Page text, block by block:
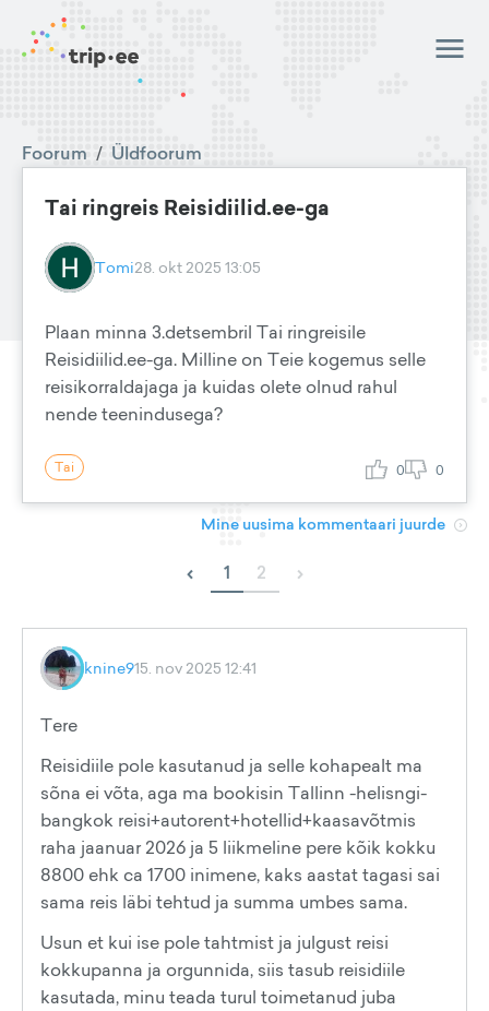
Foorum / Üldfoorum
Tai ringreis Reisidiilid.ee-ga
Tomi28. okt 2025 13:05
Plaan minna 3.detsembril Tai ringreisile
Reisidiilid.ee-ga. Milline on Teie kogemus selle
reisikorraldajaga ja kuidas olete olnud rahul
nende teenindusega?
Tai 0 0
Mine uusima kommentaari juurde
‹ 1 2 ›
knine915. nov 2025 12:41
Tere
Reisidiile pole kasutanud ja selle kohapealt ma
sõna ei võta, aga ma bookisin Tallinn -helisngi-
bangkok reisi+autorent+hotellid+kaasavõtmis
raha jaanuar 2026 ja 5 liikmeline pere kõik kokku
8800 ehk ca 1700 inimene, kaks aastat tagasi sai
sama reis läbi tehtud ja summa umbes sama.
Usun et kui ise pole tahtmist ja julgust reisi
kokkupanna ja orgunnida, siis tasub reisidiile
kasutada, minu teada turul toimetanud juba